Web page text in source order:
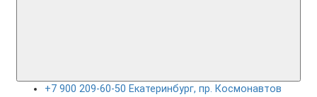
+7 900 209-60-50 Екатеринбург, пр. Космонавтов